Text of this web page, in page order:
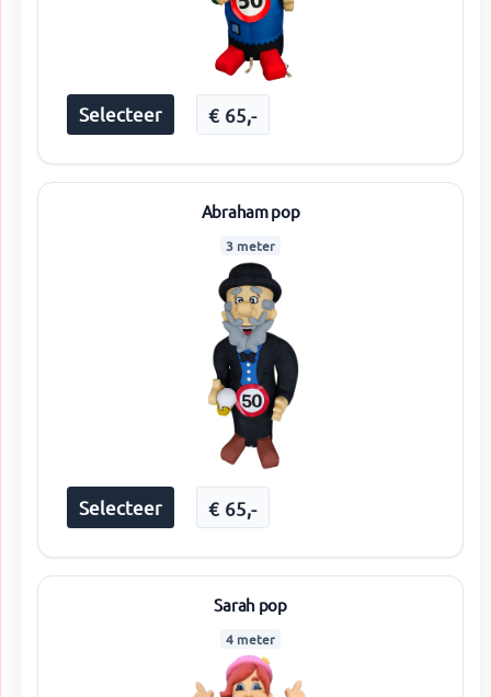
Selecteer € 65,-
Abraham pop
3 meter
Selecteer € 65,-
Sarah pop
4 meter